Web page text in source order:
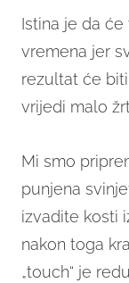
Istina je da
vremena jer
rezultat će
vrijedi malo
Mi smo
punjena
izvadite kosti
nakon toga
„touch“ je